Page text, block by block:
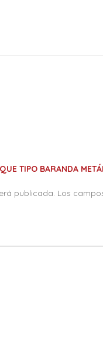
TIPO BARANDA
publicada. Los